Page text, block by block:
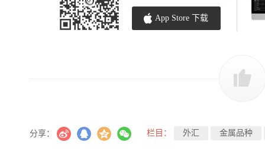
App Store 下载
分享： 栏目： 外汇 金属品种